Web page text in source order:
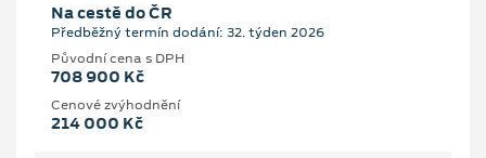
Na cestě do ČR
Předběžný termín dodání: 32. týden 2026
Původní cena s DPH
708 900 Kč
Cenové zvýhodnění
214 000 Kč